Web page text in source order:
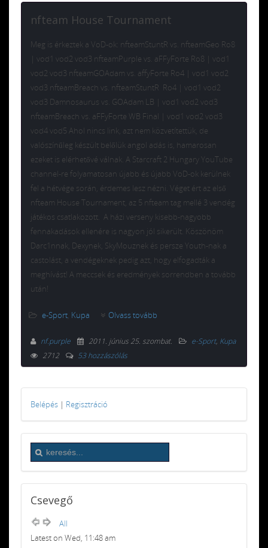
nfteam House Tournament
Meg is érkeztek a VoD-ok: nfteamStuntR vs. nfteamGeo Ro8
| vod1 vod2 vod3 nfteamPurple vs. aFFyForte Ro8 | vod1
vod2 vod3 nfteamGOAdam vs. affyForte Ro4 | vod1 vod2
vod3 nfteamBreach vs. nfteamStuntR Ro4 | vod1 vod2
vod3 Damnosaurus vs. GOAdam LB | vod1 vod2 vod3
nfteamBreach vs. aFFyForte WB Final | vod1 vod2 vod3
vod4 vod5 Ahol nincs link, azt nem közvetítettük, de
valószínűleg készült belőlük angol adás is, hamarosan
ezeket is elérhetővé válnak. A Starcraft 2 Hungary YouTube
channel-re folyamatosan újabb és újabb VoD-ok kerülnek
fel a hétvége során, érdemes lesz nézni. Véget ért az első
nfteam House Tournament, az 5 nfteam tag mellé 3 vendég
játékos csatlakozott. A házi verseny kisebb-nagyobb
fennakadások ellenére is nagyon jól sikerült. Köszönöm
Darc1nnak, Dexynek, SkyMouznek és persze Youth-nak a
castolást, a vendégeknek pedig azt, hogy elfogadták a
meghívást! A meccsek és eredmények sorrendben a tovább
után!
e-Sport, Kupa Olvass tovább
nf.purple 2011. június 25. szombat. e-Sport, Kupa
2712
53 hozzászólás
Belépés | Regisztráció
Csevegő
All
Latest on Wed, 11:48 am